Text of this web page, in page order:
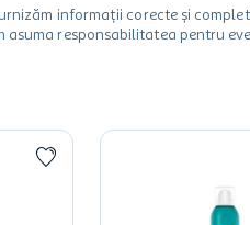
informații corecte și
responsabilitatea pentru